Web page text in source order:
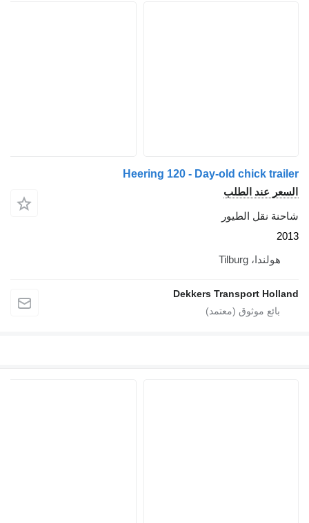
Heering 120 - Day-old chick trailer
السعر عند الطلب
شاحنة نقل الطيور
2013
هولندا، Tilburg
Dekkers Transport Holland